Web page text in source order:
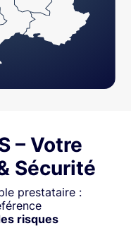
– Votre
Sécurité
prestataire :
risques